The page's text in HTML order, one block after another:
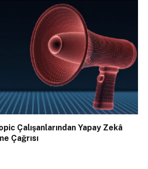
Çalışanlarından Yapay Zekâ
Çağrısı